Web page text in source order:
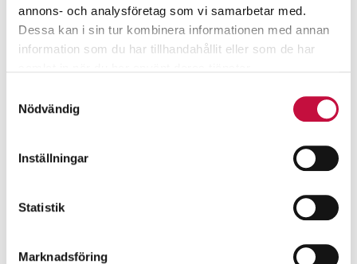
annons- och analysföretag som vi samarbetar med.
Dessa kan i sin tur kombinera informationen med annan
information som du har tillhandahållit eller som de har
Nödvändig
Inställningar
Statistik
Marknadsföring